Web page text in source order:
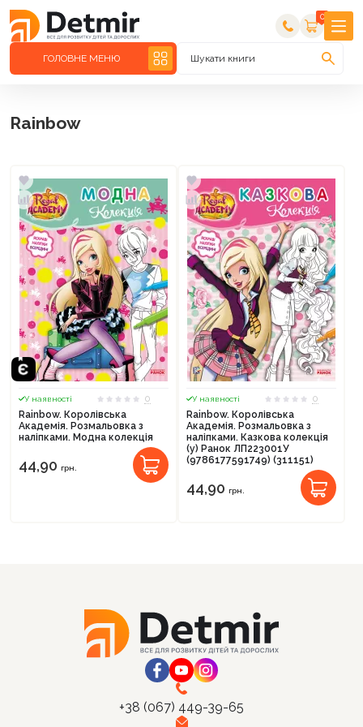
0
ГОЛОВНЕ МЕНЮ Шукати книги
Rainbow
У наявності
0
Rainbow. Королівська
Академія. Розмальовка з
наліпками. Модна колекція
44,90 грн.
У наявності
0
Rainbow. Королівська
Академія. Розмальовка з
наліпками. Казкова колекція
(у) Ранок ЛП223001У
(9786177591749) (311151)
44,90 грн.
+38 (067) 449-39-65
Продовжити покупки
Оформити замовлення